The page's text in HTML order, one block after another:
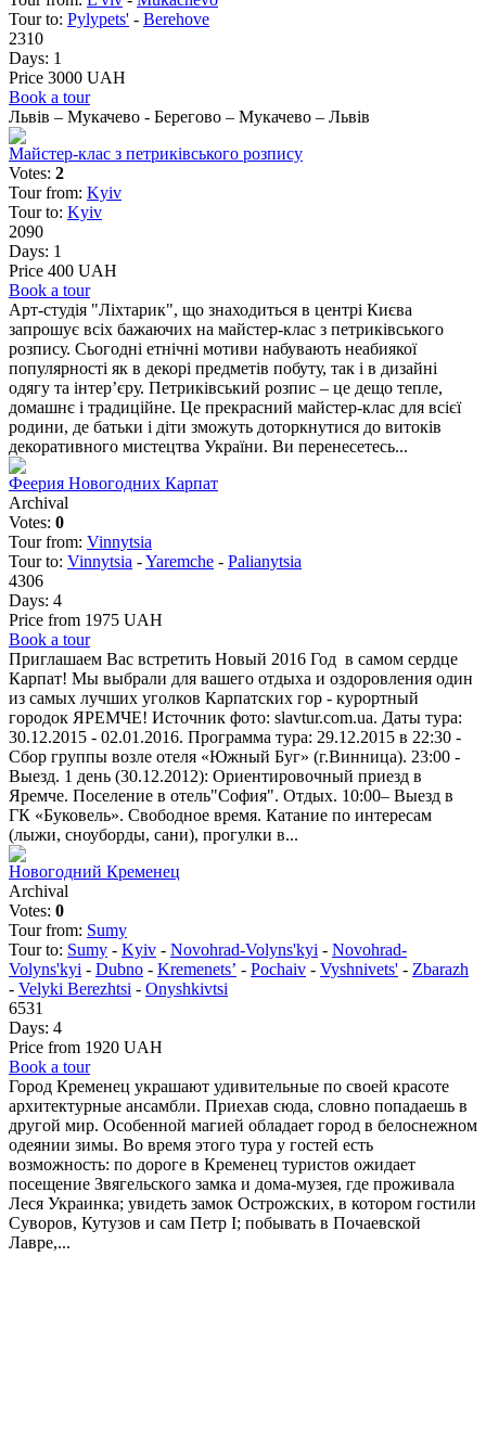
Tour to: Pylypets' - Berehove
2310
Days: 1
Price 3000 UAH
Book a tour
Львів – Мукачево - Берегово – Мукачево – Львів
Майстер-клас з петриківського розпису
Votes: 2
Tour from: Kyiv
Tour to: Kyiv
2090
Days: 1
Price 400 UAH
Book a tour
Арт-студія "Ліхтарик", що знаходиться в центрі Києва
запрошує всіх бажаючих на майстер-клас з петриківського
розпису. Сьогодні етнічні мотиви набувають неабиякої
популярності як в декорі предметів побуту, так і в дизайні
одягу та інтер’єру. Петриківський розпис – це дещо тепле,
домашнє і традиційне. Це прекрасний майстер-клас для всієї
родини, де батьки і діти зможуть доторкнутися до витоків
декоративного мистецтва України. Ви перенесетесь...
Феерия Новогодних Карпат
Archival
Votes: 0
Tour from: Vinnytsia
Tour to: Vinnytsia -Yaremchе - Palianytsia
4306
Days: 4
Price from 1975 UAH
Book a tour
Приглашаем Вас встретить Новый 2016 Год в самом сердце
Карпат! Мы выбрали для вашего отдыха и оздоровления один
из самых лучших уголков Карпатских гор - курортный
городок ЯРЕМЧЕ! Источник фото: slavtur.com.ua. Даты тура:
30.12.2015 - 02.01.2016. Программа тура: 29.12.2015 в 22:30 -
Сбор группы возле отеля «Южный Буг» (г.Винница). 23:00 -
Выезд. 1 день (30.12.2012): Ориентировочный приезд в
Яремче. Поселение в отель"София". Отдых. 10:00– Выезд в
ГК «Буковель». Свободное время. Катание по интересам
(лыжи, сноуборды, сани), прогулки в...
Новогодний Кременец
Archival
Votes: 0
Tour from: Sumy
Tour to: Sumy - Kyiv - Novohrad-Volyns'kyi - Novohrad-
Volyns'kyi - Dubno - Kremenetsʼ - Pochaiv - Vyshnivets' - Zbarazh
- Velyki Berezhtsi - Onyshkivtsi
6531
Days: 4
Price from 1920 UAH
Book a tour
Город Кременец украшают удивительные по своей красоте
архитектурные ансамбли. Приехав сюда, словно попадаешь в
другой мир. Особенной магией обладает город в белоснежном
одеянии зимы. Во время этого тура у гостей есть
возможность: по дороге в Кременец туристов ожидает
посещение Звягельского замка и дома-музея, где проживала
Леся Украинка; увидеть замок Острожских, в котором гостили
Суворов, Кутузов и сам Петр I; побывать в Почаевской
Лавре,...